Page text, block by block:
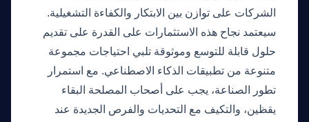
الشركات على توازن بين الابتكار والكفاءة التشغيلية.
سيعتمد نجاح هذه الاستثمارات على القدرة على تقديم
حلول قابلة للتوسع وموثوقة تلبي احتياجات مجموعة
متنوعة من تطبيقات الذكاء الاصطناعي. مع استمرار
تطور الصناعة، يجب على أصحاب المصلحة البقاء
يقظين، والتكيف مع التحديات والفرص الجديدة عند